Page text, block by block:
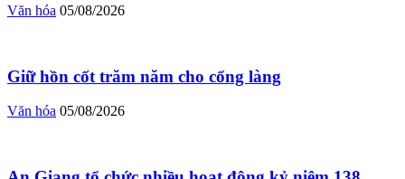
Văn hóa 05/08/2026
Giữ hồn cốt trăm năm cho cổng làng
Văn hóa 05/08/2026